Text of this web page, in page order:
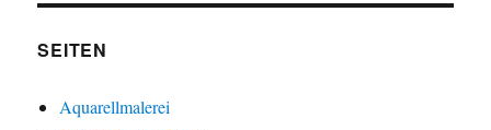
SEITEN
Aquarellmalerei